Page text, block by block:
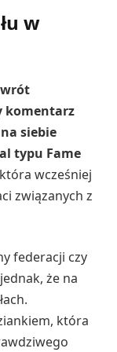
w
komentarz
siebie
typu Fame
wcześniej
związanych z
federacji czy
że na
która